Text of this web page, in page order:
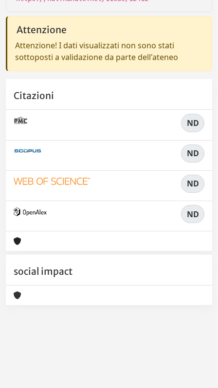
Attenzione
Attenzione! I dati visualizzati non sono stati
sottoposti a validazione da parte dell'ateneo
Citazioni
ND
ND
ND
ND
social impact